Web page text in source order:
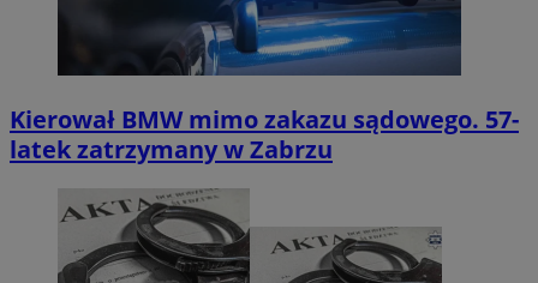
Kierował BMW mimo zakazu sądowego. 57-
latek zatrzymany w Zabrzu